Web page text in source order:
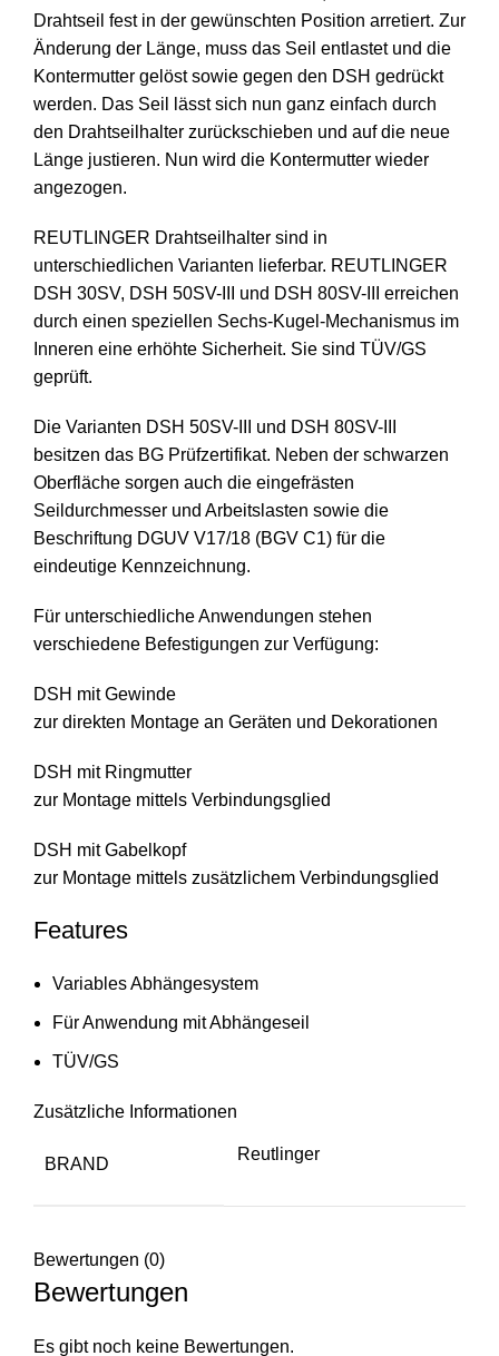
Drahtseil fest in der gewünschten Position arretiert. Zur
Änderung der Länge, muss das Seil entlastet und die
Kontermutter gelöst sowie gegen den DSH gedrückt
werden. Das Seil lässt sich nun ganz einfach durch
den Drahtseilhalter zurückschieben und auf die neue
Länge justieren. Nun wird die Kontermutter wieder
angezogen.
REUTLINGER Drahtseilhalter sind in
unterschiedlichen Varianten lieferbar. REUTLINGER
DSH 30SV, DSH 50SV-III und DSH 80SV-III erreichen
durch einen speziellen Sechs-Kugel-Mechanismus im
Inneren eine erhöhte Sicherheit. Sie sind TÜV/GS
geprüft.
Die Varianten DSH 50SV-III und DSH 80SV-III
besitzen das BG Prüfzertifikat. Neben der schwarzen
Oberfläche sorgen auch die eingefrästen
Seildurchmesser und Arbeitslasten sowie die
Beschriftung DGUV V17/18 (BGV C1) für die
eindeutige Kennzeichnung.
Für unterschiedliche Anwendungen stehen
verschiedene Befestigungen zur Verfügung:
DSH mit Gewinde
zur direkten Montage an Geräten und Dekorationen
DSH mit Ringmutter
zur Montage mittels Verbindungsglied
DSH mit Gabelkopf
zur Montage mittels zusätzlichem Verbindungsglied
Features
Variables Abhängesystem
Für Anwendung mit Abhängeseil
TÜV/GS
Zusätzliche Informationen
BRAND
Reutlinger
Bewertungen (0)
Bewertungen
Es gibt noch keine Bewertungen.